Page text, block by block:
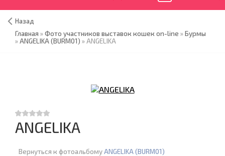
Назад
Главная »Фото участников выставок кошек on-line »Бурмы
»ANGELIKA (BURM01) » ANGELIKA
ANGELIKA
Вернуться к фотоальбомуANGELIKA (BURM01)